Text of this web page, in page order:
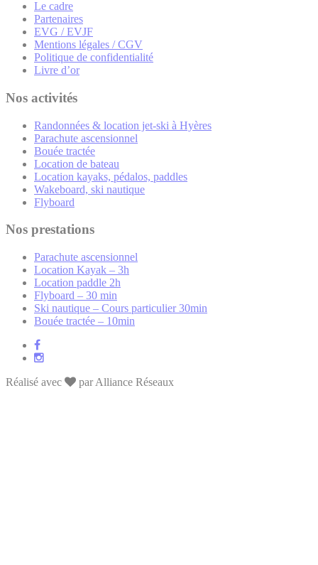
Le cadre
Partenaires
EVG / EVJF
Mentions légales / CGV
Politique de confidentialité
Livre d’or
Nos activités
Randonnées & location jet-ski à Hyères
Parachute ascensionnel
Bouée tractée
Location de bateau
Location kayaks, pédalos, paddles
Wakeboard, ski nautique
Flyboard
Nos prestations
Parachute ascensionnel
Location Kayak – 3h
Location paddle 2h
Flyboard – 30 min
Ski nautique – Cours particulier 30min
Bouée tractée – 10min
Réalisé avec par Alliance Réseaux